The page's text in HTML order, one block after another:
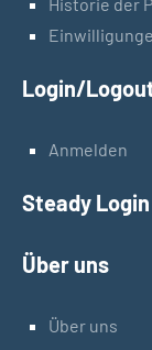
Login/
Anmelden
Steady Login
Über uns
Über uns